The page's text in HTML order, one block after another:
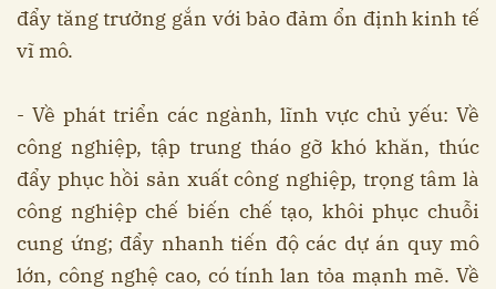
đẩy tăng trưởng gắn với bảo đảm ổn định kinh tế
vĩ mô.
- Về phát triển các ngành, lĩnh vực chủ yếu: Về
công nghiệp, tập trung tháo gỡ khó khăn, thúc
đẩy phục hồi sản xuất công nghiệp, trọng tâm là
công nghiệp chế biến chế tạo, khôi phục chuỗi
cung ứng; đẩy nhanh tiến độ các dự án quy mô
lớn, công nghệ cao, có tính lan tỏa mạnh mẽ. Về